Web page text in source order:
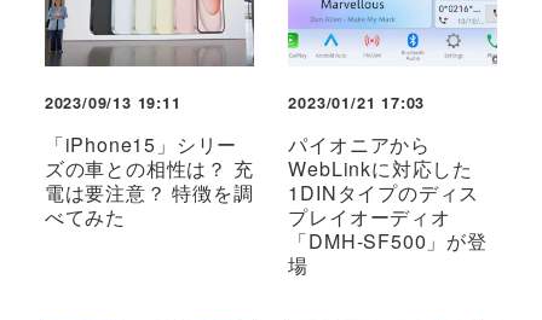
2023/09/13 19:11
「iPhone15」シリー
ズの車との相性は？ 充
電は要注意？ 特徴を調
べてみた
2023/01/21 17:03
パイオニアから
WebLinkに対応した
1DINタイプのディス
プレイオーディオ
「DMH-SF500」が登
場